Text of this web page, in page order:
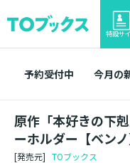
特設サ
予約受付中 今月の
原作「本好きの下
ーホルダー【ベンノ
[発売元] TOブックス